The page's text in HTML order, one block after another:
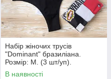
Набір жіночих трусів
"Dominant" бразиліана.
Розмір: M. (3 шт/уп).
Туреччина. (39150-1)
В наявності